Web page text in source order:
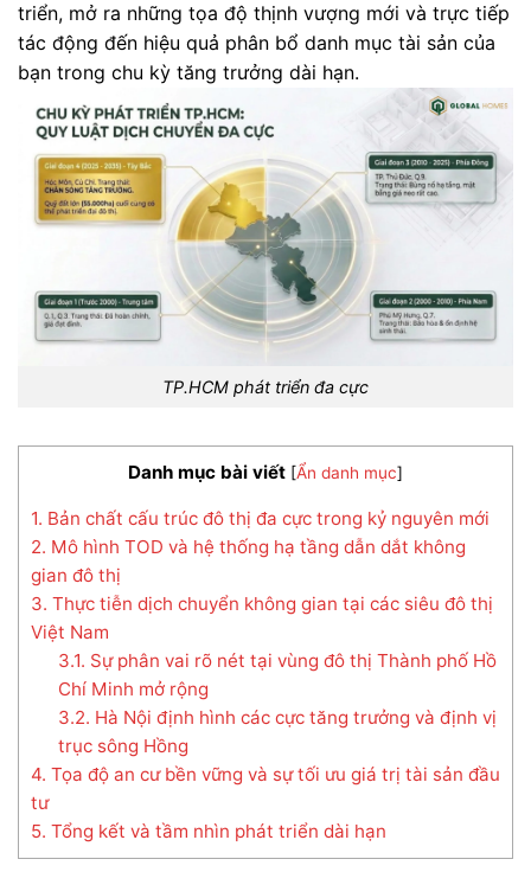
triển, mở ra những tọa độ thịnh vượng mới và trực tiếp
tác động đến hiệu quả phân bổ danh mục tài sản của
bạn trong chu kỳ tăng trưởng dài hạn.
TP.HCM phát triển đa cực
Danh mục bài viết [Ẩn danh mục]
1. Bản chất cấu trúc đô thị đa cực trong kỷ nguyên mới
2. Mô hình TOD và hệ thống hạ tầng dẫn dắt không
gian đô thị
3. Thực tiễn dịch chuyển không gian tại các siêu đô thị
Việt Nam
3.1. Sự phân vai rõ nét tại vùng đô thị Thành phố Hồ
Chí Minh mở rộng
3.2. Hà Nội định hình các cực tăng trưởng và định vị
trục sông Hồng
4. Tọa độ an cư bền vững và sự tối ưu giá trị tài sản đầu
tư
5. Tổng kết và tầm nhìn phát triển dài hạn